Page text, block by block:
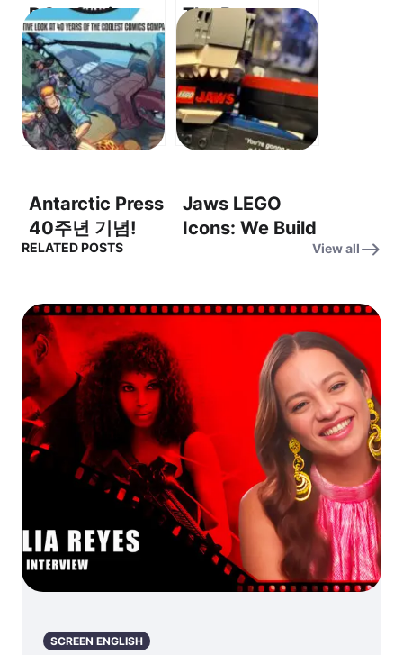
DC x Sonic –
Fast Friends
Fight Darkseid!
– 초고속 친구들
이 다크사이드를
물리친다!
The Beauty –
Isabella
Rossellini
Checks In
From The
Mediterranean
에서 아름다움을
이야기하다
Antarctic Press
40주년 기념!
Thrilled to
years! (40년 역
사를 기념하며!)
Jaws LEGO
Icons: We Build
50th
Anniversary –
죠스 레고 아이
콘: 50주년 기념,
죠스의 유산을 쌓
다!
RELATED POSTS View all
SCREEN ENGLISH